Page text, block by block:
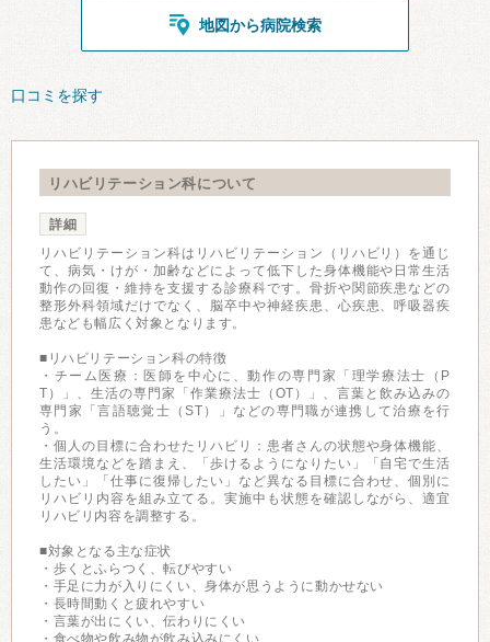
地図から病院検索
口コミを探す
リハビリテーション科について
詳細
リハビリテーション科はリハビリテーション（リハビリ）を通じ
て、病気・けが・加齢などによって低下した身体機能や日常生活
動作の回復・維持を支援する診療科です。骨折や関節疾患などの
整形外科領域だけでなく、脳卒中や神経疾患、心疾患、呼吸器疾
患なども幅広く対象となります。
■リハビリテーション科の特徴
・チーム医療：医師を中心に、動作の専門家「理学療法士（P
T）」、生活の専門家「作業療法士（OT）」、言葉と飲み込みの
専門家「言語聴覚士（ST）」などの専門職が連携して治療を行
う。
・個人の目標に合わせたリハビリ：患者さんの状態や身体機能、
生活環境などを踏まえ、「歩けるようになりたい」「自宅で生活
したい」「仕事に復帰したい」など異なる目標に合わせ、個別に
リハビリ内容を組み立てる。実施中も状態を確認しながら、適宜
リハビリ内容を調整する。
■対象となる主な症状
・歩くとふらつく、転びやすい
・手足に力が入りにくい、身体が思うように動かせない
・長時間動くと疲れやすい
・言葉が出にくい、伝わりにくい
・食べ物や飲み物が飲み込みにくい